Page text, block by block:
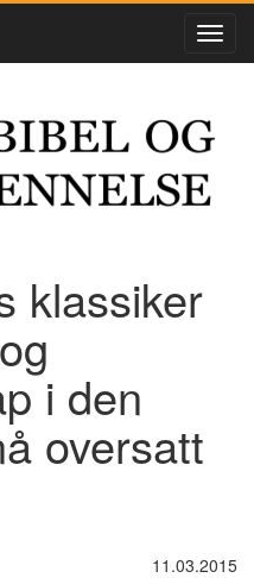
klassiker
i den
oversatt
11.03.2015